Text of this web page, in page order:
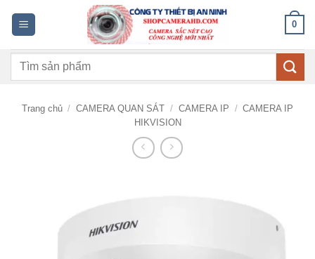
dung
0
Tìm
Trang chủ / CAMERA QUAN SÁT / CAMERA IP / CAMERA IP
HIKVISION